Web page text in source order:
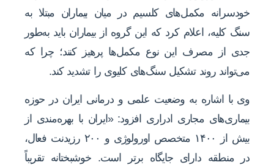
خودسرانه مکمل‌های کلسیم در میان بیماران مبتلا به
سنگ کلیه، اعلام کرد که این گروه از بیماران باید به‌طور
جدی از مصرف این نوع مکمل‌ها پرهیز کنند؛ چرا که
می‌تواند روند تشکیل سنگ‌های کلیوی را تشدید کند.
وی با اشاره به وضعیت علمی و درمانی ایران در حوزه
بیماری‌های مجاری ادراری افزود: «ایران با بهره‌مندی از
بیش از ۱۴۰۰ متخصص اورولوژی و ۲۰۰ رزیدنت فعال،
در منطقه دارای جایگاه برتر است. خوشبختانه تقریباً